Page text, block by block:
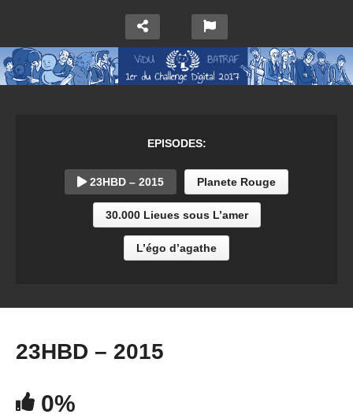
EPISODES:
23HBD – 2015 Planete Rouge
30.000 Lieues sous L’amer
L’égo d’agathe
23HBD – 2015
0%